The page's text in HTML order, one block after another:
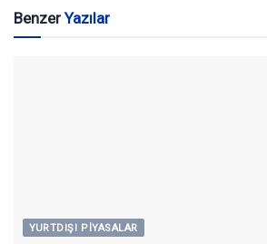
BenzerYazılar
YURTDIŞI PIYASALAR